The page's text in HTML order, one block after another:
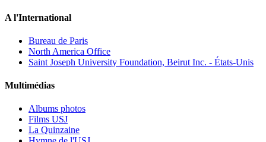
A l'International
Bureau de Paris
North America Office
Saint Joseph University Foundation, Beirut Inc. - États-Unis
Multimédias
Albums photos
Films USJ
La Quinzaine